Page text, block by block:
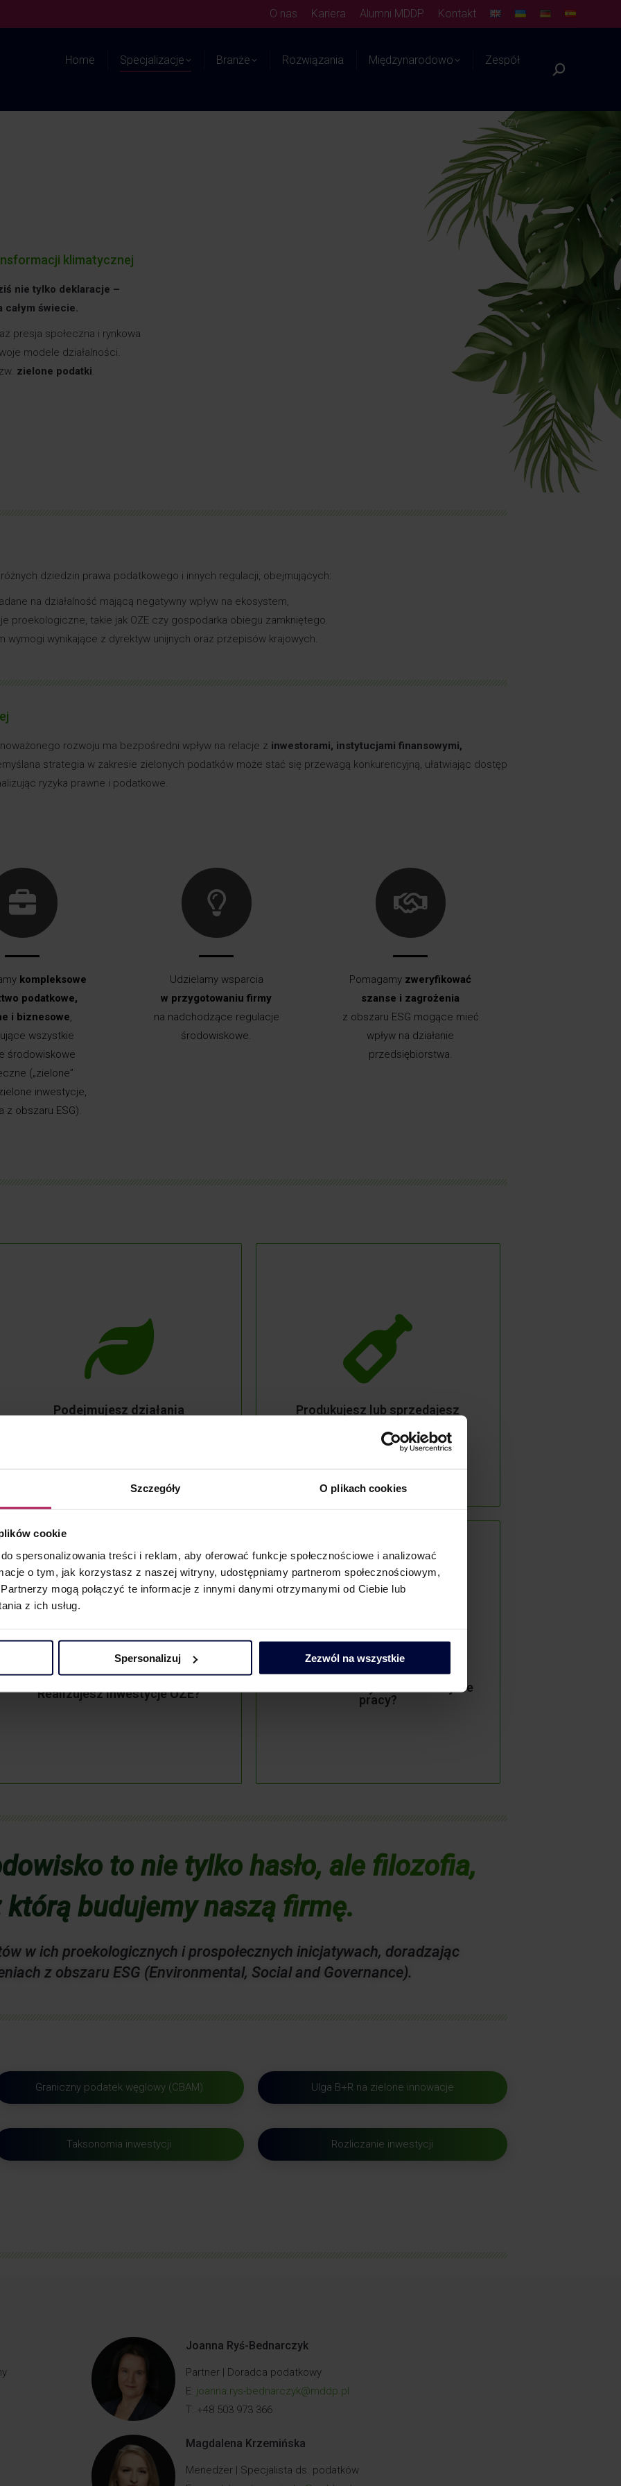
Szczegóły O plikach cookies
cookie
spersonalizowania treści i reklam, aby oferować funkcje społecznościowe i analizować
o tym, jak korzystasz z naszej witryny, udostępniamy partnerom społecznościowym,
mogą połączyć te informacje z innymi danymi otrzymanymi od Ciebie lub
z ich usług.
Spersonalizuj Zezwól na wszystkie
O nas Kariera Alumni MDDP Kontakt
Home Specjalizacje Branże Rozwiązania Międzynarodowo Zespół
Platforma WIEDZY
klimatycznej
nie tylko deklaracje –
świecie.
presja społeczna i rynkowa
modele działalności.
zielone podatki.
dziedzin prawa podatkowego i innych regulacji, obejmujących:
na działalność mającą negatywny wpływ na ekosystem,
proekologiczne, takie jak OZE czy gospodarka obiegu zamkniętego.
wymogi wynikające z dyrektyw unijnych oraz przepisów krajowych.
rozwoju ma bezpośredni wpływ na relacje z inwestorami, instytucjami finansowymi,
strategia w zakresie zielonych podatków może stać się przewagą konkurencyjną, ułatwiając dostęp
ryzyka prawne i podatkowe.
kompleksowe
podatkowe,
i biznesowe,
wszystkie
środowiskowe
(„zielone”
inwestycje,
z obszaru ESG).
Udzielamy wsparcia
w przygotowaniu firmy
na nadchodzące regulacje
środowiskowe.
Pomagamy zweryfikować
szanse i zagrożenia
z obszaru ESG mogące mieć
wpływ na działanie
przedsiębiorstwa.
Podejmujesz działania
Skorzystaj z ulgi B+R
na zielone innowacje!
Sprawdzimy, czy możesz odliczyć
do 200% kosztów wynagrodzeń
pracowników zaangażowanych
Produkujesz lub sprzedajesz
Wykorzystujesz opakowania
Realizujesz inwestycje OZE?
Dzięki naszemu wsparciu, inwestorzy
z branży OZE mogą skupić się na realizacji
swoich celów biznesowych, podczas
wypracowaniem praktycznych
i dostosowanych do potrzeb klienta
Chcesz stworzyć zielone miejsce
pracy?
Tworzenie zielonych miejsc
pracy właśnie trwa!
Ci przejść przez wszystkie wyzwania, jak
to nie tylko hasło, ale filozofia,
budujemy naszą firmę.
w ich proekologicznych i prospołecznych inicjatywach, doradzając
z obszaru ESG (Environmental, Social and Governance).
Graniczny podatek węglowy (CBAM) Ulga B+R na zielone innowacje
Taksonomia inwestycji Rozliczanie inwestycji
Joanna Ryś-Bednarczyk
Partner | Doradca podatkowy
E: joanna.rys-bednarczyk@mddp.pl
T: +48 503 973 366
Magdalena Krzemińska
Menedżer | Specjalista ds. podatków